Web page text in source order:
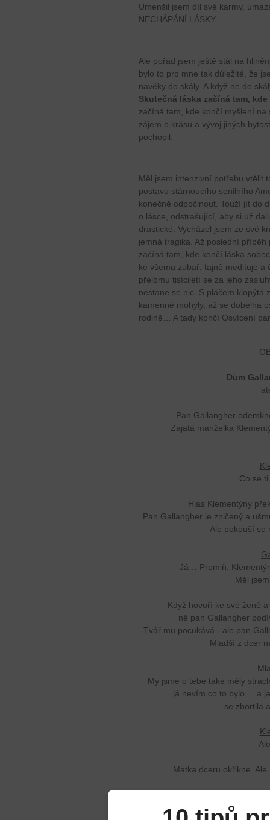
Umenšil jsem díl své karmy,
NECHÁPÁNÍ LÁSKY.
Ale pořád jsem ještě stál na
bylo to pro mne tak důležité, že
navěky do skály. A když ne do
Skutečná láska začíná tam,
začíná tam, kde končí myšlení
zájem o krásu a vývoj jiných
pochopil.
Měl jsem intenzivní potřebu vtělit
postavu stárnoucího senilního
konečně odpočinout. Touží jít do
o lásce, odstrašující, aby si už
drastické. Vycházel jsem ze své
jemná tragika. Až poslední
začíná tam, kde končí láska
ke všemu zubař, tajně medituje a
přelomu tisíciletí se za jeho
nestane se nic. S pláčem klopýtá
kamenné mohyly, až se dobelhá
rodině… A tady končí Osvícení
Dům
Pan Gallangher
Zajatá manželka
Co se
Hlas Klementýny
Pan Gallangher je zničený a
Ale pokouší se
Já… Promiň,
Měl
Když hovoří ke své ženě
ně pan Gallangher
Tvář mu pocukává - ale pan
Mladší z dcer
My jsme o tebe také měly
já nevím co to bylo ... a
se zbortila
Matka dceru okřikne.
Zeptej se